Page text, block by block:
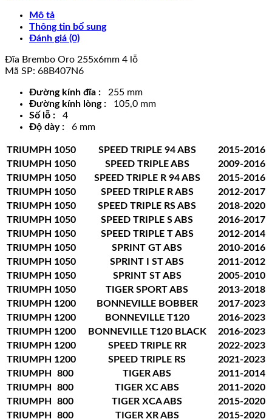
Mô tả
Thông tin bổ sung
Đánh giá (0)
​Đĩa Brembo Oro 255x6mm 4 lỗ
Mã SP: 68B407N6
Đường kính đĩa : 255 mm
Đường kính lòng : 105,0 mm
Số lỗ : 4
Độ dày : 6 mm
TRIUMPH 1050 SPEED TRIPLE 94 ABS
2015-2016
TRIUMPH 1050 SPEED TRIPLE ABS
2009-2016
TRIUMPH 1050 SPEED TRIPLE R 94 ABS
2015-2016
TRIUMPH 1050 SPEED TRIPLE R ABS
2012-2017
TRIUMPH 1050 SPEED TRIPLE RS ABS
2018-2020
TRIUMPH 1050 SPEED TRIPLE S ABS
2016-2017
TRIUMPH 1050 SPEED TRIPLE T ABS
2012-2014
TRIUMPH 1050 SPRINT GT ABS
2010-2016
TRIUMPH 1050 SPRINT I ST ABS
2011-2012
TRIUMPH 1050 SPRINT ST ABS
2005-2010
TRIUMPH 1050 TIGER SPORT ABS
2013-2018
TRIUMPH 1200 BONNEVILLE BOBBER
2017-2023
TRIUMPH 1200 BONNEVILLE T120
2016-2023
TRIUMPH 1200 BONNEVILLE T120 BLACK
2016-2023
TRIUMPH 1200 SPEED TRIPLE RR
2022-2023
TRIUMPH 1200 SPEED TRIPLE RS
2021-2023
TRIUMPH
800 TIGER ABS
2011-2014
TRIUMPH
800 TIGER XC ABS
2011-2020
TRIUMPH
800 TIGER XCA ABS
2015-2020
TRIUMPH
800 TIGER XR ABS 2015-2020